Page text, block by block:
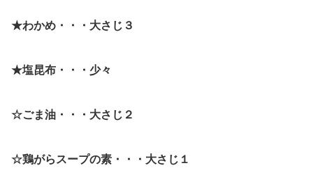
★わかめ・・・大さじ３
★塩昆布・・・少々
☆ごま油・・・大さじ２
☆鶏がらスープの素・・・大さじ１